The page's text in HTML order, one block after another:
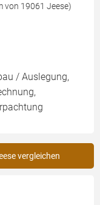
von 19061 Jeese)
/ Auslegung,
vergleichen